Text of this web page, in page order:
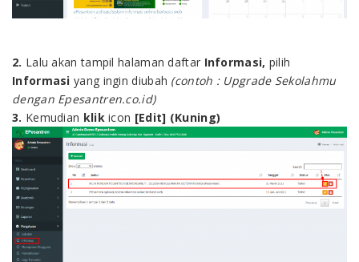
2. Lalu akan tampil halaman daftar Informasi, pilih
Informasi yang ingin diubah (contoh : Upgrade Sekolahmu
dengan Epesantren.co.id)
3. Kemudian klikicon [Edit] (Kuning)